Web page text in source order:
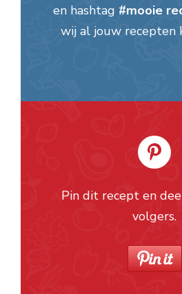
en hashtag #mooie
wij al jouw recepten
Pin dit recept en
volgers.